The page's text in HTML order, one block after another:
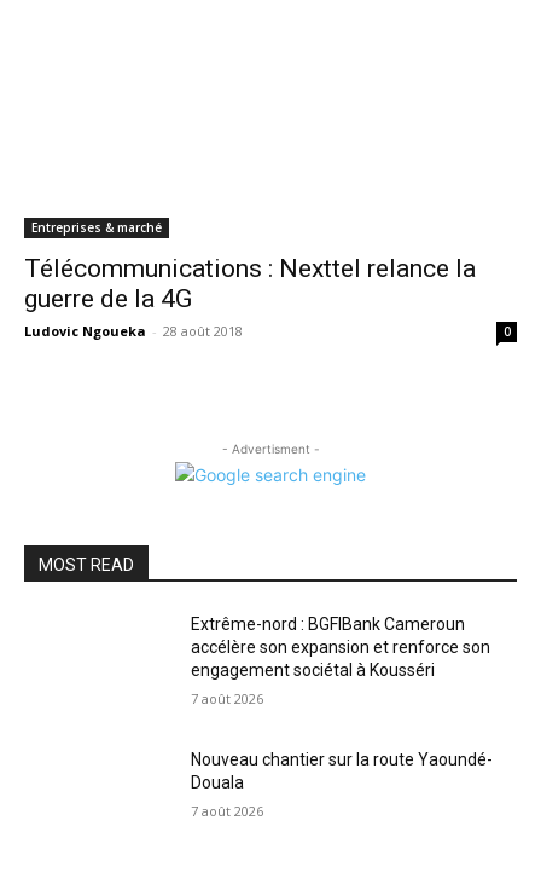
Entreprises & marché
Télécommunications : Nexttel relance la
guerre de la 4G
Ludovic Ngoueka - 28 août 2018 0
- Advertisment -
MOST READ
Extrême-nord : BGFIBank Cameroun
accélère son expansion et renforce son
engagement sociétal à Kousséri
7 août 2026
Nouveau chantier sur la route Yaoundé-
Douala
7 août 2026